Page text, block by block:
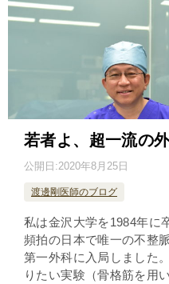
若者よ、超一流の
公開日:2020年8月25日
渡邊剛医師のブログ
私は金沢大学を1984年に
頻拍の日本で唯一の不整
第一外科に入局しました
りたい実験（骨格筋を用